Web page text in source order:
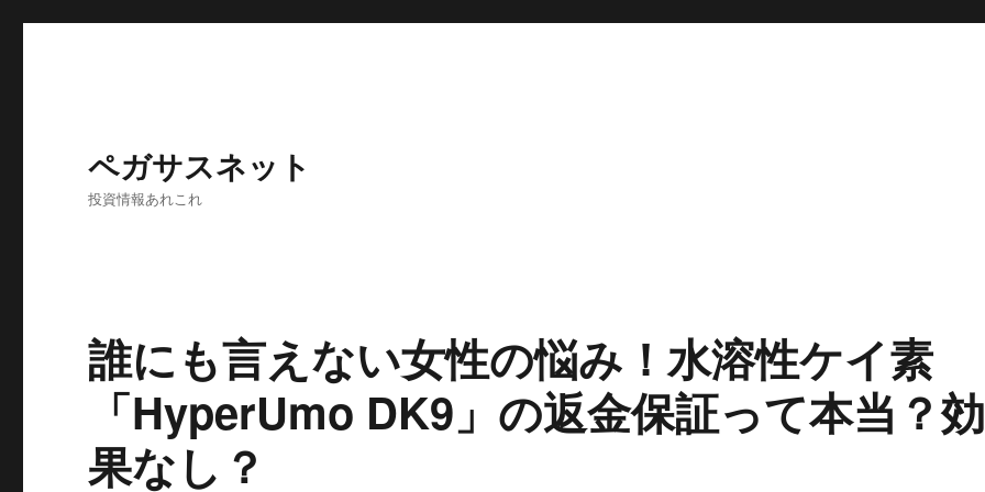
ペガサスネット
投資情報あれこれ
誰にも言えない女性の悩み！水溶性ケイ素
「HyperUmo DK9」の返金保証って本当？効
果なし？